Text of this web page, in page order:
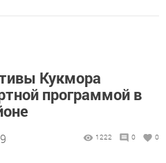
Кукмора
программой в
1222 0 0